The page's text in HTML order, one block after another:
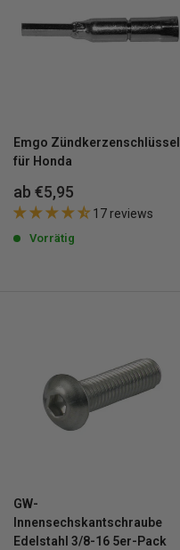
Emgo Zündkerzenschlüssel
für Honda
Sonderpreis
ab €5,95
17 reviews
Vorrätig
GW-
Innensechskantschraube
Edelstahl 3/8-16 5er-Pack